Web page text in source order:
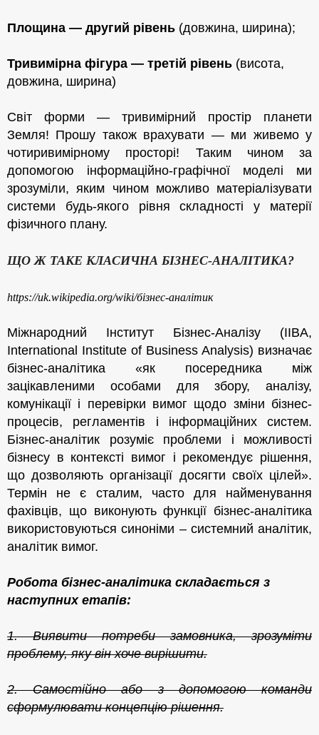
Площина — другий рівень (довжина, ширина);
Тривимірна фігура — третій рівень (висота,
довжина, ширина)
Світ форми — тривимірний простір планети
Земля! Прошу також врахувати — ми живемо у
чотиривимірному просторі! Таким чином за
допомогою інформаційно-графічної моделі ми
зрозуміли, яким чином можливо матеріалізувати
системи будь-якого рівня складності у матерії
фізичного плану.
ЩО Ж ТАКЕ КЛАСИЧНА БІЗНЕС-АНАЛІТИКА?
https://uk.wikipedia.org/wiki/бізнес-аналітик
Міжнародний Інститут Бізнес-Аналізу (IIBA,
International Institute of Business Analysis) визначає
бізнес-аналітика «як посередника між
зацікавленими особами для збору, аналізу,
комунікації і перевірки вимог щодо зміни бізнес-
процесів, регламентів і інформаційних систем.
Бізнес-аналітик розуміє проблеми і можливості
бізнесу в контексті вимог і рекомендує рішення,
що дозволяють організації досягти своїх цілей».
Термін не є сталим, часто для найменування
фахівців, що виконують функції бізнес-аналітика
використовуються синоніми – системний аналітик,
аналітик вимог.
Робота бізнес-аналітика складається з
наступних етапів:
1. Виявити потреби замовника, зрозуміти
проблему, яку він хоче вирішити.
2. Самостійно або з допомогою команди
сформулювати концепцію рішення.